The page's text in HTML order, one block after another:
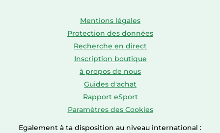
Mentions légales
Protection des données
Recherche en direct
Inscription boutique
à propos de nous
Guides d'achat
Rapport eSport
Paramètres des Cookies
Egalement à ta disposition au niveau international :